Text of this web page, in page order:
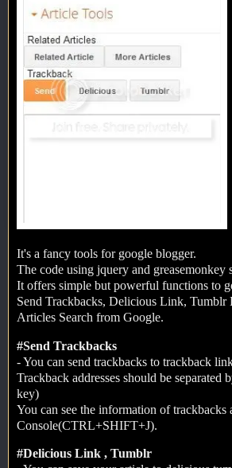
It's a fancy tools for google blogger.
The code using jquery and greasemonkey
It offers simple but powerful functions to
Send Trackbacks, Delicious Link, Tumblr
Articles Search from Google.
#Send Trackbacks
- You can send trackbacks to trackback
Trackback addresses should be separated
key)
You can see the information of trackbacks
Console(CTRL+SHIFT+J).
#Delicious Link , Tumblr